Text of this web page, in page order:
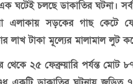
ঘটেই চলছে ডাকাতির ঘটনা।
এলাকায় সড়কের গাছ কেটে
লাখ টাকা মূল্যের মালামাল লুট
থেকে ২৫ ফেব্রুয়ারি পর্যন্ত মোট